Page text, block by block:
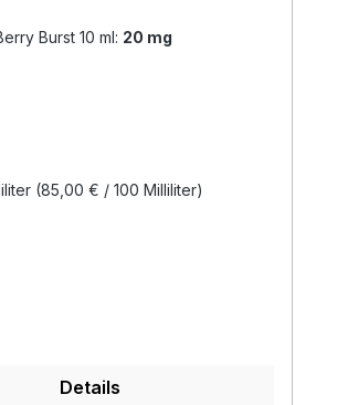
Burst 10 ml: 20 mg
(85,00 € / 100 Milliliter)
Details